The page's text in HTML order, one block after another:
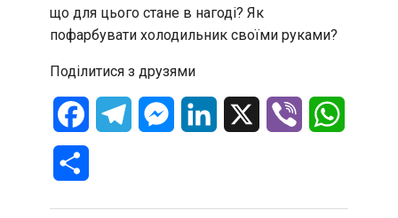
що для цього стане в нагоді? Як
пофарбувати холодильник своїми руками?
Поділитися з друзями
FacebookTelegramMessenger
LinkedIn Viber